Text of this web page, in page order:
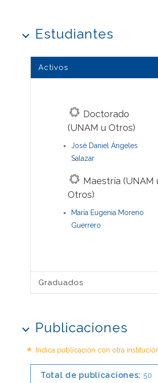
Estudiantes
Activos
Doctorado
(UNAM u Otros)
José Daniel Ángeles
Salazar
Maestría (UNAM
Otros)
María Eugenia Moreno
Guerrero
Graduados
Publicaciones
* Indica publicación con otra
Total de publicaciones: 50